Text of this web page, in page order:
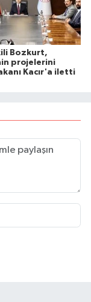
Bozkurt,
projelerini
Kacır'a iletti
Kerim